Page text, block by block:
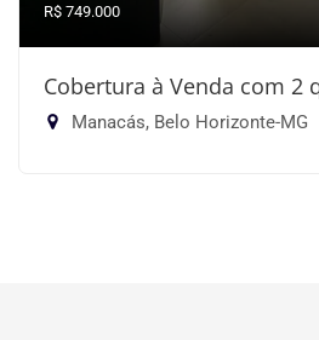
R$ 749.000
Cobertura à Venda com 2
Manacás, Belo Horizonte-MG